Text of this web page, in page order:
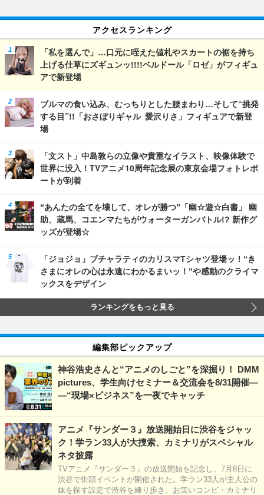
アクセスランキング
「私を選んで」…口元に咥えた値札やスカートの裾を持ち
上げる仕草にズギュンッ!!!!ベルドール「ロゼ」がフィギュ
アで新登場
ブルマの食い込み、むっちりとした腰まわり…そして“挑発
する目”!!「おさぼりギャル 愛沢りさ」フィギュアで新登
場
「文スト」中島敦らの立像や貴重なイラスト、映像体験で
世界に没入！TVアニメ10周年記念展の東京会場フォトレポ
ートが到着
“あんたの全てを壊して、オレが勝つ”「幽☆遊☆白書」 幽
助、蔵馬、コエンマたちがウォーターガンバトル!? 新作グ
ッズが登場☆
「ジョジョ」ブチャラティのカリスマTシャツ登場ッ！“き
さまにオレの心は永遠にわかるまいッ！”や感動のクライマ
ックスをデザイン
ランキングをもっと見る
編集部ピックアップ
神谷浩史さんと“アニメのしごと”を深掘り！ DMM
pictures、学生向けセミナー＆交流会を8/31開催―
―“現場×ビジネス”を一夜でキャッチ
アニメ『サンダー３』放送開始日に渋谷をジャッ
ク！学ラン33人が大捜索、カミナリがスペシャル
ネタ披露
TVアニメ『サンダー３』の放送開始を記念し、7月8日に
渋谷で街頭イベントが開催された。学ラン33人が主人公の
妹を探す設定で渋谷を練り歩き、お笑いコンビ・カミナリ